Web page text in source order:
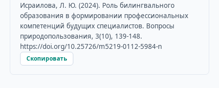
Исраилова, Л. Ю. (2024). Роль билингвального
образования в формировании профессиональных
компетенций будущих специалистов. Вопросы
природопользования, 3(10), 139-148.
https://doi.org/10.25726/m5219-0112-5984-n
Скопировать